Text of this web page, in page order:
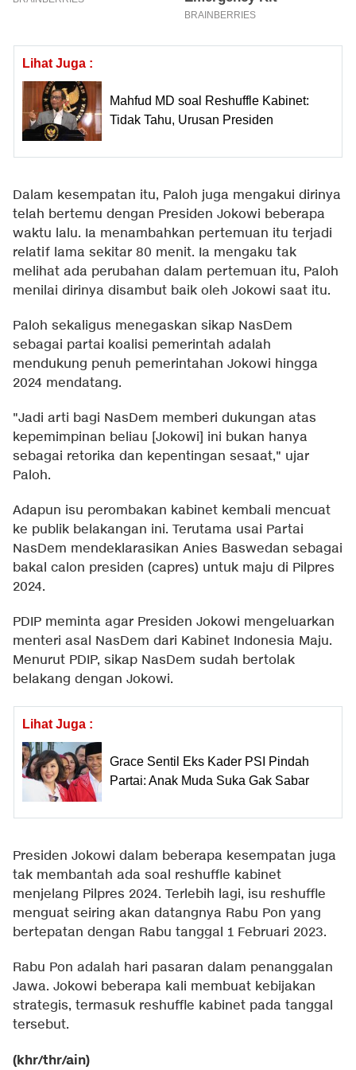
Lihat Juga :
Mahfud MD soal Reshuffle Kabinet:
Tidak Tahu, Urusan Presiden
Dalam kesempatan itu, Paloh juga mengakui dirinya
telah bertemu dengan Presiden Jokowi beberapa
waktu lalu. Ia menambahkan pertemuan itu terjadi
relatif lama sekitar 80 menit. Ia mengaku tak
melihat ada perubahan dalam pertemuan itu, Paloh
menilai dirinya disambut baik oleh Jokowi saat itu.
Paloh sekaligus menegaskan sikap NasDem
sebagai partai koalisi pemerintah adalah
mendukung penuh pemerintahan Jokowi hingga
2024 mendatang.
"Jadi arti bagi NasDem memberi dukungan atas
kepemimpinan beliau [Jokowi] ini bukan hanya
sebagai retorika dan kepentingan sesaat," ujar
Paloh.
Adapun isu perombakan kabinet kembali mencuat
ke publik belakangan ini. Terutama usai Partai
NasDem mendeklarasikan Anies Baswedan sebagai
bakal calon presiden (capres) untuk maju di Pilpres
2024.
PDIP meminta agar Presiden Jokowi mengeluarkan
menteri asal NasDem dari Kabinet Indonesia Maju.
Menurut PDIP, sikap NasDem sudah bertolak
belakang dengan Jokowi.
Lihat Juga :
Grace Sentil Eks Kader PSI Pindah
Partai: Anak Muda Suka Gak Sabar
Presiden Jokowi dalam beberapa kesempatan juga
tak membantah ada soal reshuffle kabinet
menjelang Pilpres 2024. Terlebih lagi, isu reshuffle
menguat seiring akan datangnya Rabu Pon yang
bertepatan dengan Rabu tanggal 1 Februari 2023.
Rabu Pon adalah hari pasaran dalam penanggalan
Jawa. Jokowi beberapa kali membuat kebijakan
strategis, termasuk reshuffle kabinet pada tanggal
tersebut.
(khr/thr/ain)